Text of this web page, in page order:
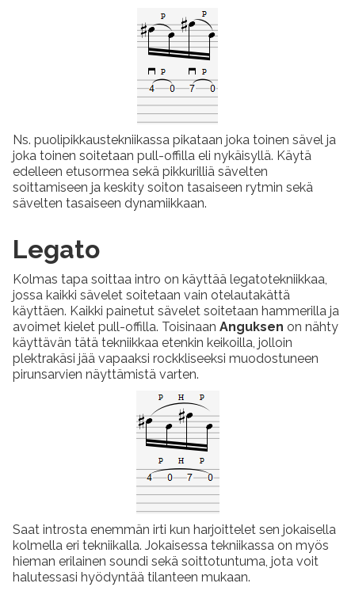
Ns. puolipikkaustekniikassa pikataan joka toinen sävel ja
joka toinen soitetaan pull-offilla eli nykäisyllä. Käytä
edelleen etusormea sekä pikkurilliä sävelten
soittamiseen ja keskity soiton tasaiseen rytmin sekä
sävelten tasaiseen dynamiikkaan.
Legato
Kolmas tapa soittaa intro on käyttää legatotekniikkaa,
jossa kaikki sävelet soitetaan vain otelautakättä
käyttäen. Kaikki painetut sävelet soitetaan hammerilla ja
avoimet kielet pull-offilla. Toisinaan Anguksen on nähty
käyttävän tätä tekniikkaa etenkin keikoilla, jolloin
plektrakäsi jää vapaaksi rockkliseeksi muodostuneen
pirunsarvien näyttämistä varten.
Saat introsta enemmän irti kun harjoittelet sen jokaisella
kolmella eri tekniikalla. Jokaisessa tekniikassa on myös
hieman erilainen soundi sekä soittotuntuma, jota voit
halutessasi hyödyntää tilanteen mukaan.